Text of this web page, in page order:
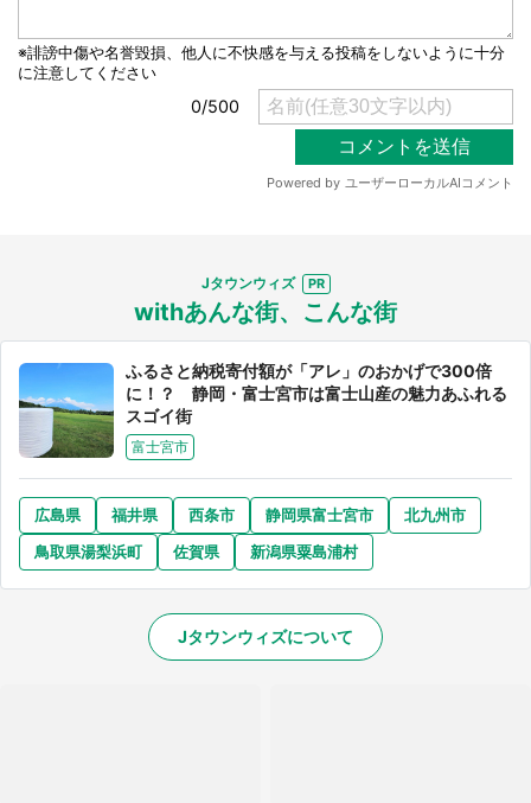
Jタウンウィズ
withあんな街、こんな街
ふるさと納税寄付額が「アレ」のおかげで300倍
に！？ 静岡・富士宮市は富士山産の魅力あふれる
スゴイ街
富士宮市
広島県 福井県 西条市 静岡県富士宮市
北九州市
鳥取県湯梨浜町
佐賀県 新潟県粟島浦村
Jタウンウィズについて